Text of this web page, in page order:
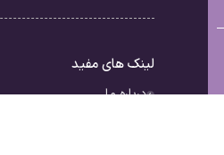
لینک های مفید
درباره ما